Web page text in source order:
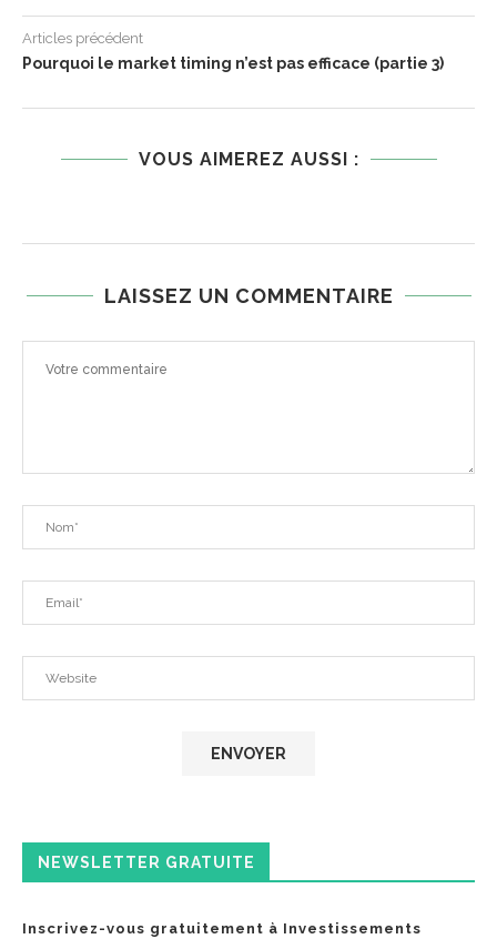
Articles précédent
Pourquoi le market timing n’est pas efficace (partie 3)
VOUS AIMEREZ AUSSI :
LAISSEZ UN COMMENTAIRE
NEWSLETTER GRATUITE
Inscrivez-vous gratuitement à Investissements